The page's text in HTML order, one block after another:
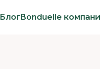
БлогBonduelle